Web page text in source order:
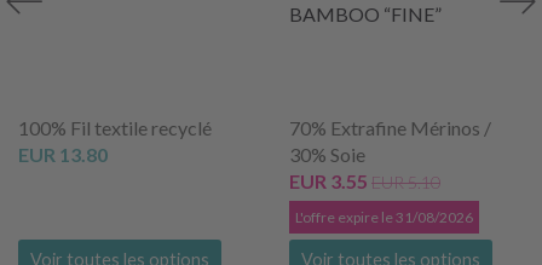
100% Fil textile recyclé
EUR 13.80
Voir toutes les options
BAMBOO “FINE”
70% Extrafine Mérinos /
30% Soie
EUR 3.55 EUR 5.10
L'offre expire le 31/08/2026
Voir toutes les options